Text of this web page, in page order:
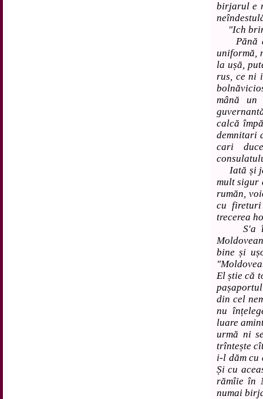
birjarul e
"Ich
Pănă
uniformă,
la ușă,
rus, ce ni
mână
calcă
demnitari
cari
Iată și
mult sigur
rumăn,
cu
trecerea
S'a
bine și
El știe că
din cel
nu
luare
urmă ni
trîntește
i-l dăm cu
Și cu
rămîie în
numai